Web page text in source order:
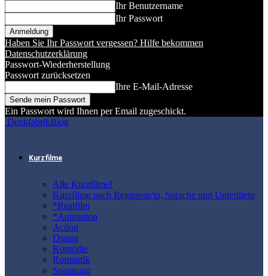
Ihr Benutzername
Ihr Passwort
Haben Sie Ihr Passwort vergessen? Hilfe bekommen
Datenschutzerklärung
Passwort-Wiederherstellung
Passwort zurücksetzen
Ihre E-Mail-Adresse
Ein Passwort wird Ihnen per Email zugeschickt.
DenkfabrikBlog
Kurzfilme
Alle Kurzfilme!
Kurzfilme nach Regisseur/in, Sprache und Untertiteln
*Realfilm
*Animation
Action
Drama
Komödie
Romantik
Spannung